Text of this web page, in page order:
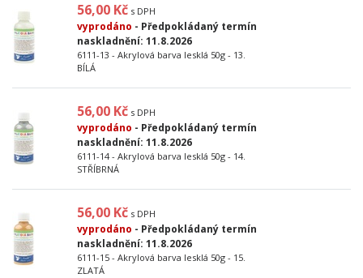
56,00 Kč s DPH
vyprodáno - Předpokládaný termín
naskladnění: 11.8.2026
6111-13 - Akrylová barva lesklá 50g - 13.
BÍLÁ
56,00 Kč s DPH
vyprodáno - Předpokládaný termín
naskladnění: 11.8.2026
6111-14 - Akrylová barva lesklá 50g - 14.
STŘÍBRNÁ
56,00 Kč s DPH
vyprodáno - Předpokládaný termín
naskladnění: 11.8.2026
6111-15 - Akrylová barva lesklá 50g - 15.
ZLATÁ